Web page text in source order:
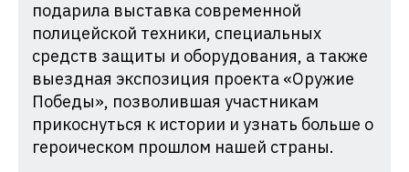
подарила выставка современной
полицейской техники, специальных
средств защиты и оборудования, а также
выездная экспозиция проекта «Оружие
Победы», позволившая участникам
прикоснуться к истории и узнать больше о
героическом прошлом нашей страны.